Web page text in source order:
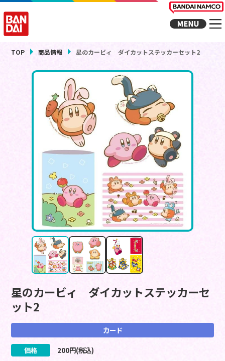
TOP 商品情報 星のカービィ ダイカットステッカーセット2
星のカービィ ダイカットステッカーセ
ット2
カード
価格 200円(税込)